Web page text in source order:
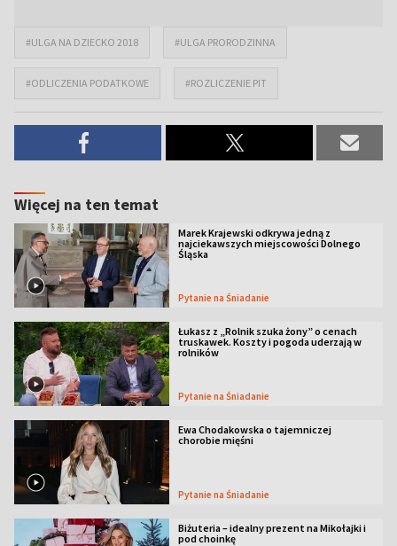
#ULGA NA DZIECKO 2018 #ULGA PRORODZINNA
#ODLICZENIA PODATKOWE #ROZLICZENIE PIT
Więcej na ten temat
Marek Krajewski odkrywa jedną z
najciekawszych miejscowości Dolnego
Śląska
Pytanie na Śniadanie
Łukasz z „Rolnik szuka żony” o cenach
truskawek. Koszty i pogoda uderzają w
rolników
Pytanie na Śniadanie
Ewa Chodakowska o tajemniczej
chorobie mięśni
Pytanie na Śniadanie
Biżuteria – idealny prezent na Mikołajki i
pod choinkę